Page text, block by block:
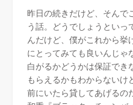
昨日の続きだけど、そんで
う話。どうでしょうといっ
んだけど、僕がこれから挙
にとってみても良いんじゃ
白がるかどうかは保証でき
もらえるかもわからない
前にいたら貸してあげるの